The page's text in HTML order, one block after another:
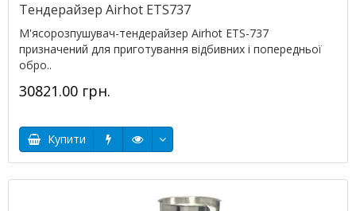
Тендерайзер Airhot ETS737
М'ясорозпушувач-тендерайзер Airhot ETS-737
призначений для приготування відбивних і попередньої
обро..
30821.00 грн.
Купити